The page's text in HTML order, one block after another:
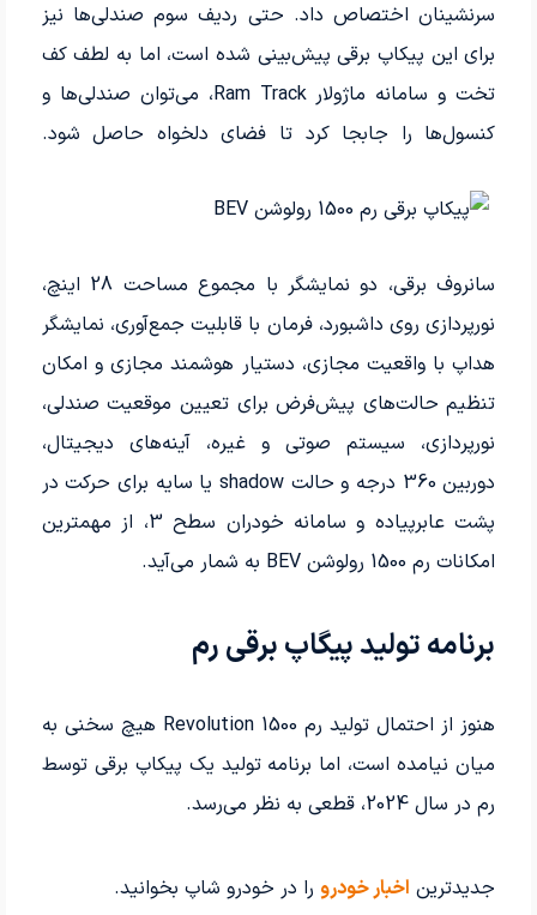
سرنشینان اختصاص داد. حتی ردیف سوم صندلی‌ها نیز
برای این پیکاپ برقی پیش­‌بینی شده است، اما به لطف کف
تخت و سامانه ماژولار Ram Track، می­‌توان صندلی‌ها و
کنسول‌ها را جابجا کرد تا فضای دلخواه حاصل شود.
سانروف برقی، دو نمایشگر با مجموع مساحت 28 اینچ،
نورپردازی روی داشبورد، فرمان با قابلیت جمع‌­آوری، نمایشگر
هداپ با واقعیت مجازی، دستیار هوشمند مجازی و امکان
تنظیم حالت‌های پیش‌­فرض برای تعیین موقعیت صندلی،
نورپردازی، سیستم صوتی و غیره، آینه­‌های دیجیتال،
دوربین 360 درجه و حالت shadow یا سایه برای حرکت در
پشت عابرپیاده و سامانه خودران سطح 3، از مهمترین
امکانات رم 1500 رولوشن BEV به شمار می­‌آید.
برنامه تولید پیگاپ برقی رم
هنوز از احتمال تولید رم 1500 Revolution هیچ سخنی به
میان نیامده است، اما برنامه تولید یک پیکاپ برقی توسط
رم در سال 2024، قطعی به نظر می‌رسد.
جدیدترین اخبار خودرورا در خودرو شاپ بخوانید.